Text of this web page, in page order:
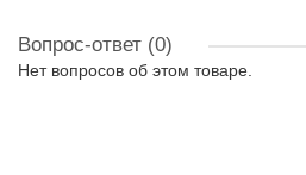
Вопрос-ответ (0)
Нет вопросов об этом товаре.